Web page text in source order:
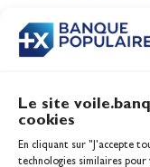
Le site
cookies
En cliquant sur "J'accepte
technologies similaires